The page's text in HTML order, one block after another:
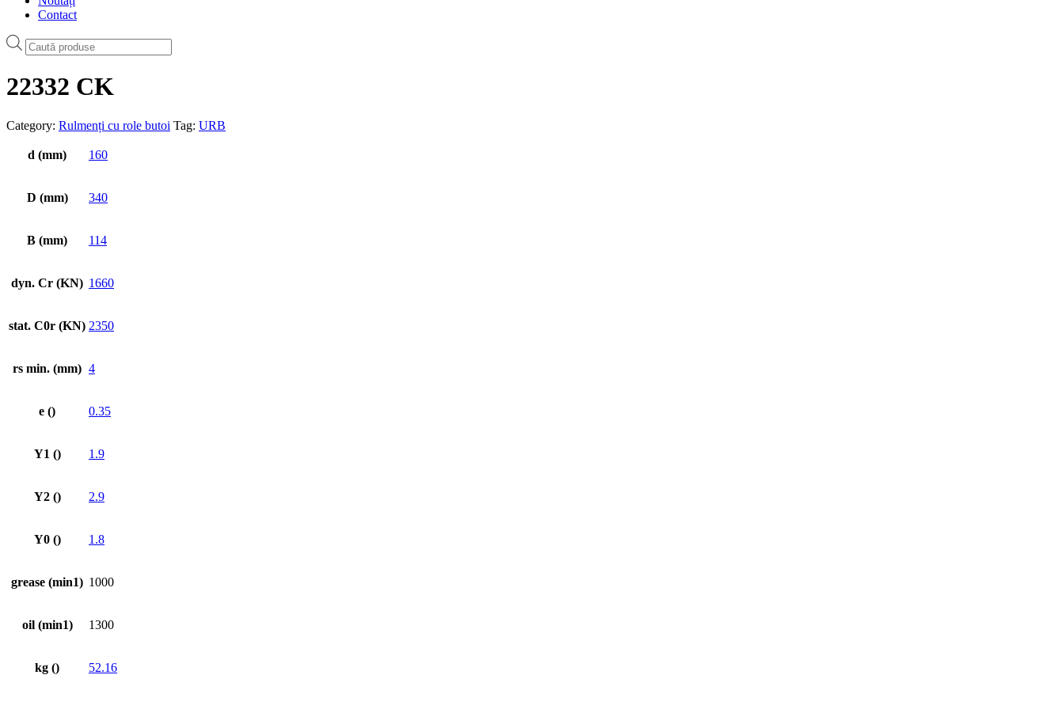
Contact
Products
search
22332 CK
Category: Rulmenți cu role butoi Tag: URB
d (mm) 160
D (mm) 340
B (mm) 114
dyn. Cr (KN) 1660
stat. C0r (KN) 2350
rs min. (mm) 4
e () 0.35
Y1 () 1.9
Y2 () 2.9
Y0 () 1.8
grease (min1) 1000
oil (min1) 1300
kg () 52.16